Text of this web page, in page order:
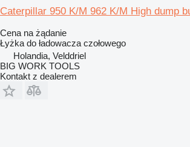
Caterpillar 950 K/M 962 K/M High dump
Cena na żądanie
Łyżka do ładowacza czołowego
Holandia, Velddriel
BIG WORK TOOLS
Kontakt z dealerem